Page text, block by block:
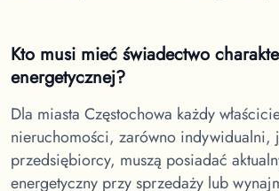
Kto musi mieć świadectwo
energetycznej?
Dla miasta Częstochowa każdy
nieruchomości, zarówno indywidualni,
przedsiębiorcy, muszą posiadać
energetyczny przy sprzedaży lub